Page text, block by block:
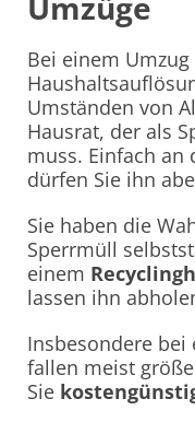
Bei einem
Umständen von
Hausrat, der als
muss. Einfach an
dürfen Sie ihn
Sie haben die
Sperrmüll
einem
lassen ihn
Insbesondere
fallen meist
Sie